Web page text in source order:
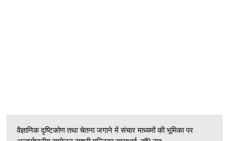
वैज्ञानिक दृष्टिकोण तथा चेतना जगाने में संचार माध्यमों की भूमिका पर